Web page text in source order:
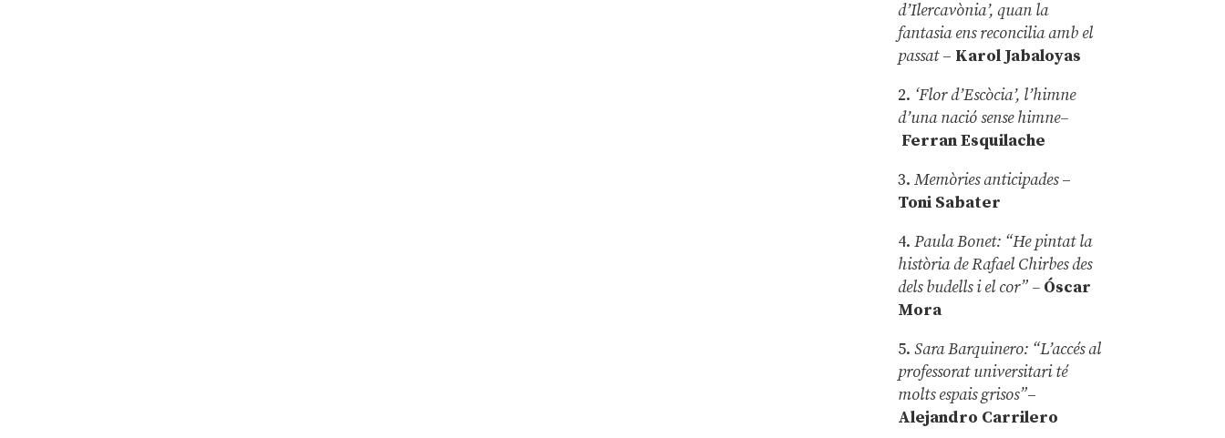
d’Ilercavònia’, quan la
fantasia ens reconcilia amb el
passat– Karol Jabaloyas
2. ‘Flor d’Escòcia’, l’himne
d’una nació sense himne–
Ferran Esquilache
3.Memòries anticipades–
Toni Sabater
4.Paula Bonet: “He pintat la
història de Rafael Chirbes des
dels budells i el cor” – Óscar
Mora
5.Sara Barquinero: “L’accés al
professorat universitari té
molts espais grisos”–
Alejandro Carrilero